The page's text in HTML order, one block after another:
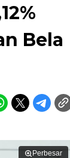
Bela
Perbesar